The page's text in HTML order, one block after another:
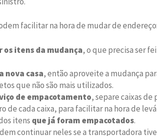
facilitar na hora de mudar de endereço:
itens da mudança, o que precisa ser
nova casa, então aproveite a mudança
que não são mais utilizados.
de empacotamento, separe caixas
de cada caixa, para facilitar na hora de
itens que já foram empacotados.
continuar neles se a transportadora